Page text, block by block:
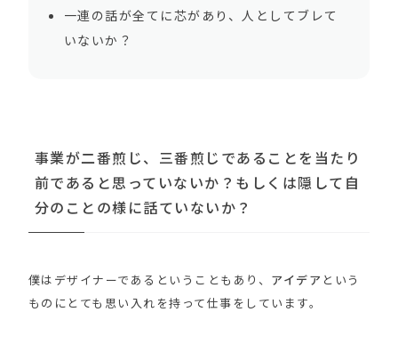
一連の話が全てに芯があり、人としてブレて
いないか？
事業が二番煎じ、三番煎じであることを当たり
前であると思っていないか？もしくは隠して自
分のことの様に話ていないか？
僕はデザイナーであるということもあり、 アイデア という
ものにとても思い入れを持って仕事をしています。